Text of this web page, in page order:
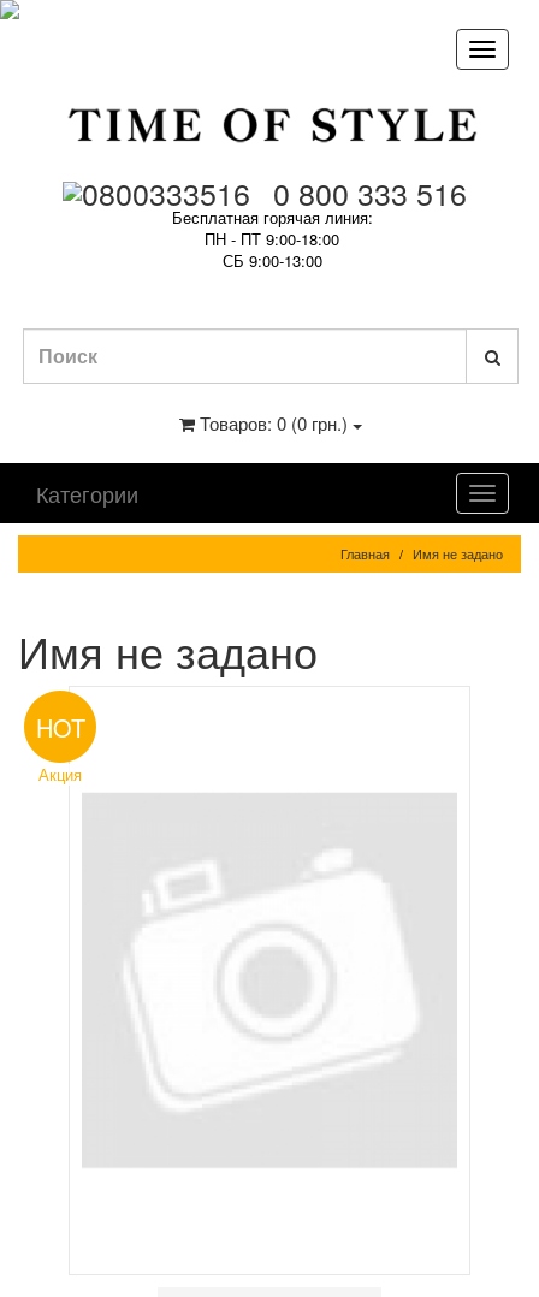
0 800 333 516
Бесплатная горячая линия:
ПН - ПТ 9:00-18:00
СБ 9:00-13:00
Товаров: 0 (0 грн.)
Категории
Главная Имя не задано
Имя не задано
HOT
Акция